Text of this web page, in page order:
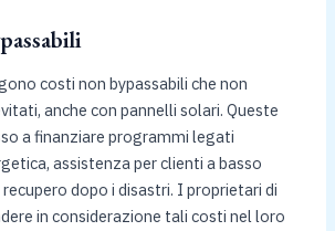
costi non bypassabili che non
anche con pannelli solari. Queste
a finanziare programmi legati
assistenza per clienti a basso
dopo i disastri. I proprietari di
in considerazione tali costi nel loro